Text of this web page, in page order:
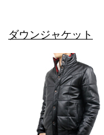
ダウンジャケット